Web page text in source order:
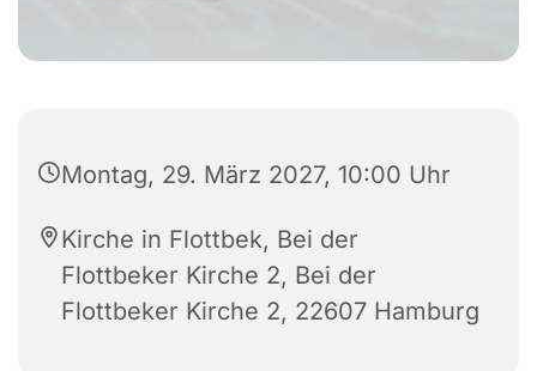
Montag, 29. März 2027, 10:00 Uhr
Kirche in Flottbek, Bei der
Flottbeker Kirche 2, Bei der
Flottbeker Kirche 2, 22607 Hamburg